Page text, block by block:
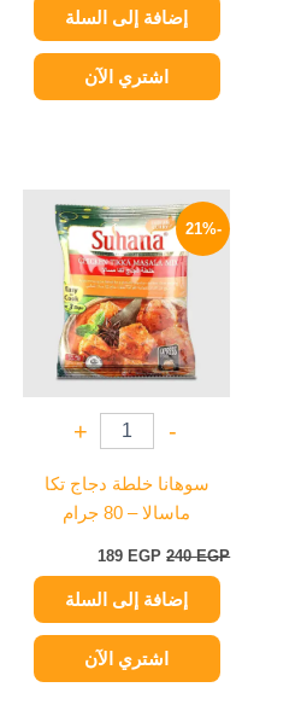
إضافة إلى السلة
اشتري الآن
-21%
-
+
سوهانا خلطة دجاج تكا
ماسالا – 80 جرام
240EGP
الأصلي
هو:
240 EGP.
189 EGP
الحالي
هو:
189 EGP.
إضافة إلى السلة
اشتري الآن